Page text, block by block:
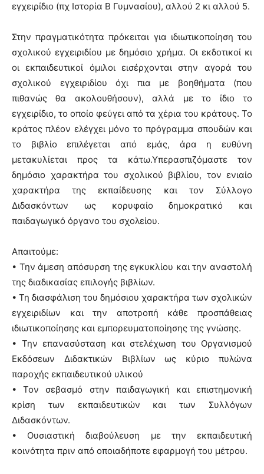
εγχειρίδιο (πχ Ιστορία Β Γυμνασίου), αλλού 2 κι αλλού 5.
Στην πραγματικότητα πρόκειται για ιδιωτικοποίηση του
σχολικού εγχειριδίου με δημόσιο χρήμα. Οι εκδοτικοί κι
οι εκπαιδευτικοί όμιλοι εισέρχονται στην αγορά του
σχολικού εγχειριδίου όχι πια με βοηθήματα (που
πιθανώς θα ακολουθήσουν), αλλά με το ίδιο το
εγχειρίδιο, το οποίο φεύγει από τα χέρια του κράτους. Το
κράτος πλέον ελέγχει μόνο το πρόγραμμα σπουδών και
το βιβλίο επιλέγεται από εμάς, άρα η ευθύνη
μετακυλίεται προς τα κάτω.Υπερασπιζόμαστε τον
δημόσιο χαρακτήρα του σχολικού βιβλίου, τον ενιαίο
χαρακτήρα της εκπαίδευσης και τον Σύλλογο
Διδασκόντων ως κορυφαίο δημοκρατικό και
παιδαγωγικό όργανο του σχολείου.
Απαιτούμε:
• Την άμεση απόσυρση της εγκυκλίου και την αναστολή
της διαδικασίας επιλογής βιβλίων.
• Τη διασφάλιση του δημόσιου χαρακτήρα των σχολικών
εγχειριδίων και την αποτροπή κάθε προσπάθειας
ιδιωτικοποίησης και εμπορευματοποίησης της γνώσης.
• Την επανασύσταση και στελέχωση του Οργανισμού
Εκδόσεων Διδακτικών Βιβλίων ως κύριο πυλώνα
παροχής εκπαιδευτικού υλικού
• Τον σεβασμό στην παιδαγωγική και επιστημονική
κρίση των εκπαιδευτικών και των Συλλόγων
Διδασκόντων.
• Ουσιαστική διαβούλευση με την εκπαιδευτική
κοινότητα πριν από οποιαδήποτε εφαρμογή του μέτρου.